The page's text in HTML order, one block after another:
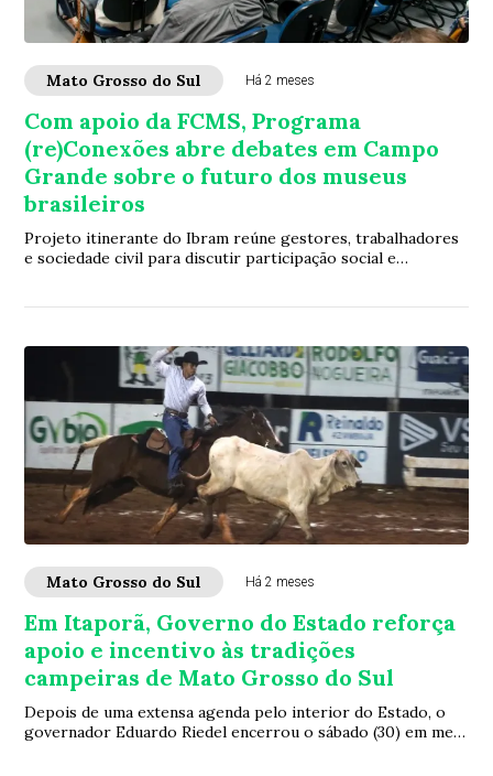
Mato Grosso do Sul Há 2 meses
Com apoio da FCMS, Programa
(re)Conexões abre debates em Campo
Grande sobre o futuro dos museus
brasileiros
Projeto itinerante do Ibram reúne gestores, trabalhadores
e sociedade civil para discutir participação social e
Mato Grosso do Sul Há 2 meses
Em Itaporã, Governo do Estado reforça
apoio e incentivo às tradições
campeiras de Mato Grosso do Sul
Depois de uma extensa agenda pelo interior do Estado, o
governador Eduardo Riedel encerrou o sábado (30) em meio